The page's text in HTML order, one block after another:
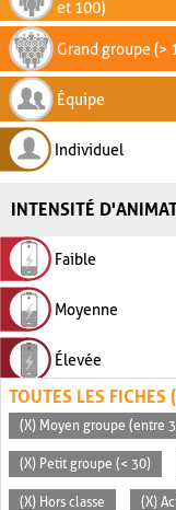
et 100)
Grand groupe (>
Équipe
Individuel
INTENSITÉ
Faible
Moyenne
Élevée
TOUTES LES FICHES
(X) Moyen groupe (entre
(X) Petit groupe (< 30)
(X) Hors classe (X)